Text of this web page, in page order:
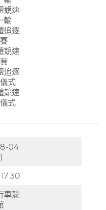
競速
輪
追逐
競速
追逐
式
競速
式
04
車競